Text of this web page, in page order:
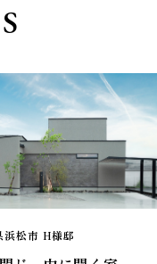
浜松市 H様邸